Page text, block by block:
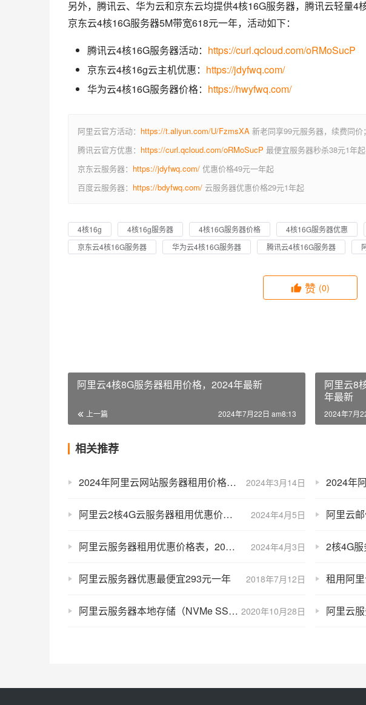
另外，腾讯云、华为云和京东云均提供4核16G服务器，腾讯云轻量
京东云4核16G服务器5M带宽618元一年，活动如下：
腾讯云4核16G服务器活动： https://curl.qcloud.com/oRMoSucP
京东云4核16g云主机优惠： https://jdyfwq.com/
华为云4核16G服务器价格： https://hwyfwq.com/
阿里云官方活动： https://t.aliyun.com/U/FzmsXA 新老同享99元服务器，续费同
腾讯云官方优惠： https://curl.qcloud.com/oRMoSucP 最便宜服务器秒杀38元1年起
京东云服务器： https://jdyfwq.com/ 优惠价格49元一年起
百度云服务器： https://bdyfwq.com/ 云服务器优惠价格29元1年起
4核16g 4核16g服务器 4核16G服务器价格 4核16G服务器优惠
京东云4核16G服务器
华为云4核16G服务器 腾讯云4核16G服务器
赞 (0)
阿里云4核8G服务器租用价格，2024年最新
上一篇 2024年7月22日 am8:13
阿里云8
年最新
2024年7月
相关推荐
2024年3月14日
2024年阿里云网站服务器租用价格表_网站服务器优惠活动
2024年4月5日
阿里云2核4G云服务器租用优惠价格表，轻量和ECS报价单
2024年4月3日
阿里云服务器租用优惠价格表，2024年4月最新报价单
2018年7月12日
阿里云服务器优惠最便宜293元一年
2020年10月28日
阿里云服务器本地存储（NVMe SSD和SATA HDD）详解及使用场景 阿里云